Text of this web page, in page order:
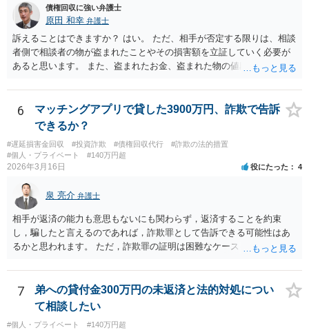
債権回収に強い弁護士
原田 和幸 弁護士
訴えることはできますか？ はい。 ただ、相手が否定する限りは、相談
者側で相談者の物が盗まれたことやその損害額を立証していく必要が
あると思います。 また、盗まれたお金、盗まれた物の値段分のお金、
や物の時価相当額の請求はできます。 ただ、慰謝料は難しいと思いま
す。
6
マッチングアプリで貸した3900万円、詐欺で告訴
できるか？
#遅延損害金回収 #投資詐欺 #債権回収代行
#詐欺の法的措置
#個人・プライベート
#140万円超
2026年3月16日 役にたった 4
泉 亮介 弁護士
相手が返済の能力も意思もないにも関わらず，返済することを約束
し，騙したと言えるのであれば，詐欺罪として告訴できる可能性はあ
るかと思われます。 ただ，詐欺罪の証明は困難なケースも多く，民事
7
弟への貸付金300万円の未返済と法的対処につい
て相談したい
#個人・プライベート #140万円超